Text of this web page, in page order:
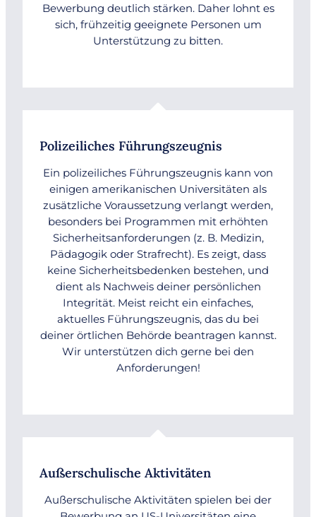
Bewerbung deutlich stärken. Daher lohnt es
sich, frühzeitig geeignete Personen um
Unterstützung zu bitten.
Polizeiliches Führungszeugnis
Ein polizeiliches Führungszeugnis kann von
einigen amerikanischen Universitäten als
zusätzliche Voraussetzung verlangt werden,
besonders bei Programmen mit erhöhten
Sicherheitsanforderungen (z. B. Medizin,
Pädagogik oder Strafrecht). Es zeigt, dass
keine Sicherheitsbedenken bestehen, und
dient als Nachweis deiner persönlichen
Integrität. Meist reicht ein einfaches,
aktuelles Führungszeugnis, das du bei
deiner örtlichen Behörde beantragen kannst.
Wir unterstützen dich gerne bei den
Anforderungen!
Außerschulische Aktivitäten
Außerschulische Aktivitäten spielen bei der